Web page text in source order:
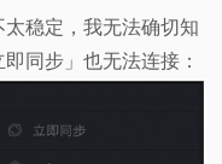
稳定，我无法确切知
同步」也无法连接：